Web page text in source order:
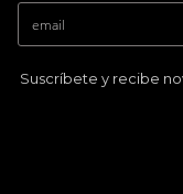
Suscríbete y recibe